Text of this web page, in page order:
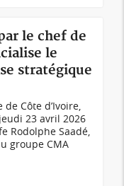
le chef de
le
stratégique
Côte d’Ivoire,
23 avril 2026
Rodolphe Saadé,
groupe CMA